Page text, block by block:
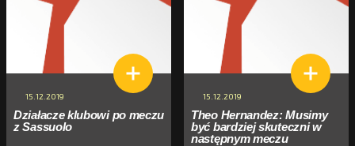
15.12.2019
Działacze klubowi po meczu
z Sassuolo
15.12.2019
Theo Hernandez: Musimy
być bardziej skuteczni w
następnym meczu